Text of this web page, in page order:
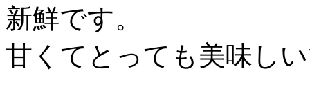
新鮮です。
甘くてとっても美味し